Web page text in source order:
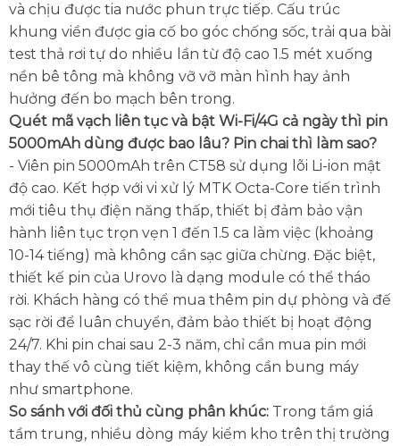
và chịu được tia nước phun trực tiếp. Cấu trúc
khung viền được gia cố bo góc chống sốc, trải qua bài
test thả rơi tự do nhiều lần từ độ cao 1.5 mét xuống
nền bê tông mà không vỡ vỡ màn hình hay ảnh
hưởng đến bo mạch bên trong.
Quét mã vạch liên tục và bật Wi-Fi/4G cả ngày thì pin
5000mAh dùng được bao lâu? Pin chai thì làm sao?
- Viên pin 5000mAh trên CT58 sử dụng lõi Li-ion mật
độ cao. Kết hợp với vi xử lý MTK Octa-Core tiến trình
mới tiêu thụ điện năng thấp, thiết bị đảm bảo vận
hành liên tục trọn vẹn 1 đến 1.5 ca làm việc (khoảng
10-14 tiếng) mà không cần sạc giữa chừng. Đặc biệt,
thiết kế pin của Urovo là dạng module có thể tháo
rời. Khách hàng có thể mua thêm pin dự phòng và đế
sạc rời để luân chuyển, đảm bảo thiết bị hoạt động
24/7. Khi pin chai sau 2-3 năm, chỉ cần mua pin mới
thay thế vô cùng tiết kiệm, không cần bung máy
như smartphone.
So sánh với đối thủ cùng phân khúc: Trong tầm giá
tầm trung, nhiều dòng máy kiểm kho trên thị trường